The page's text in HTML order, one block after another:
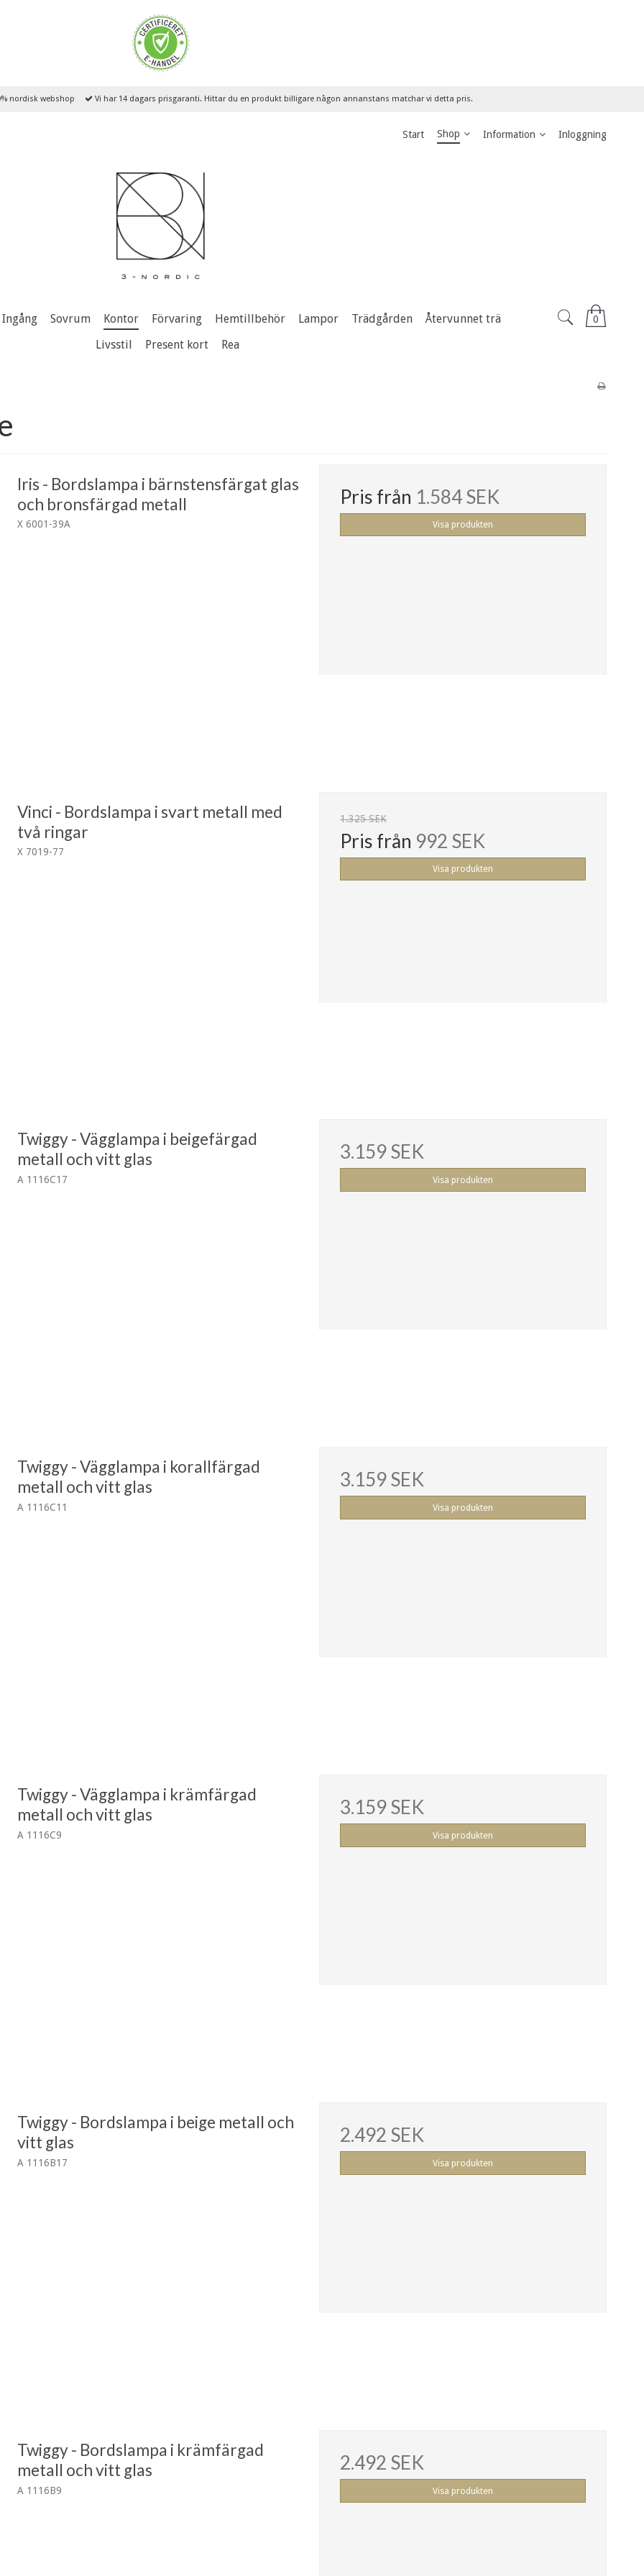
nordisk webshop Vi har 14 dagars prisgaranti. Hittar du en produkt billigare någon annanstans matchar vi detta pris.
Start Shop Information Inloggning
0
Ingång Sovrum Kontor Förvaring Hemtillbehör Lampor Trädgården
Återvunnet trä
Livsstil
Present kort Rea
Iris - Bordslampa i bärnstensfärgat glas
och bronsfärgad metall
X 6001-39A
Pris från 1.584 SEK
Visa produkten
Vinci - Bordslampa i svart metall med
två ringar
X 7019-77
1.325 SEK
Pris från 992 SEK
Visa produkten
Twiggy - Vägglampa i beigefärgad
metall och vitt glas
A 1116C17
3.159 SEK
Visa produkten
Twiggy - Vägglampa i korallfärgad
metall och vitt glas
A 1116C11
3.159 SEK
Visa produkten
Twiggy - Vägglampa i krämfärgad
metall och vitt glas
A 1116C9
3.159 SEK
Visa produkten
Twiggy - Bordslampa i beige metall och
vitt glas
A 1116B17
2.492 SEK
Visa produkten
Twiggy - Bordslampa i krämfärgad
metall och vitt glas
A 1116B9
2.492 SEK
Visa produkten